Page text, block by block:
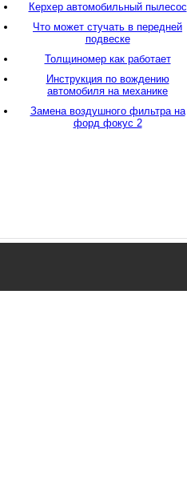
Керхер автомобильный пылесос
Что может стучать в передней
подвеске
Толщиномер как работает
Инструкция по вождению
автомобиля на механике
Замена воздушного фильтра на
форд фокус 2